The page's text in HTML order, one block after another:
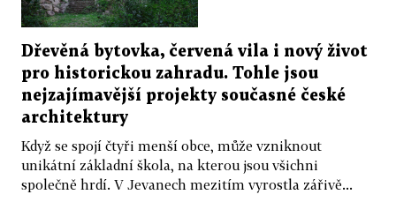
Dřevěná bytovka, červená vila i nový život
pro historickou zahradu. Tohle jsou
nejzajímavější projekty současné české
architektury
Když se spojí čtyři menší obce, může vzniknout
unikátní základní škola, na kterou jsou všichni
společně hrdí. V Jevanech mezitím vyrostla zářivě...